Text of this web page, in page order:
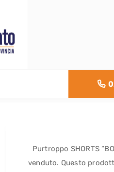
Purtroppo SHORTS
venduto. Questo